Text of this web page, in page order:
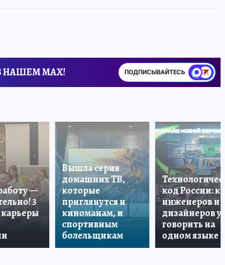
НАШЕМ MAX! ПОДПИСЫВАЙТЕСЬ
—
3
Вышла серия
домашних ТВ,
которые
приглянутся и
киноманам, и
спортивным
болельщикам
код России: как
инженеров и
дизайнеров
говорить на
одном языке